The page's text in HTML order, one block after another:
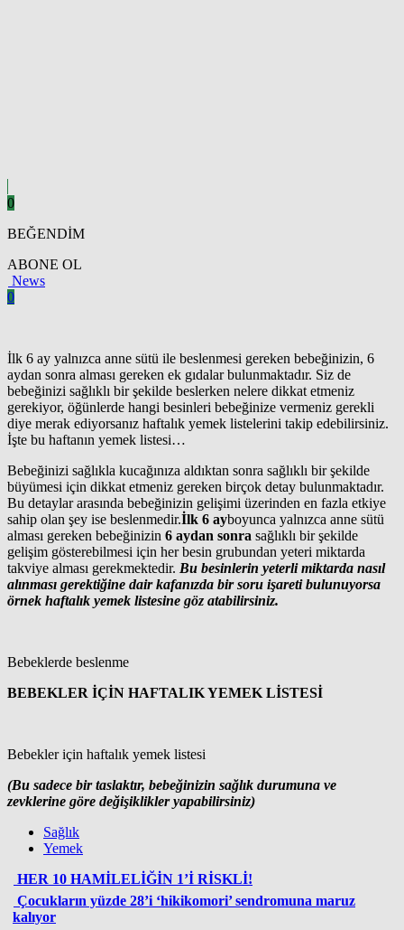
0
BEĞENDİM
ABONE OL
News
0
İlk 6 ay yalnızca anne sütü ile beslenmesi gereken bebeğinizin, 6
aydan sonra alması gereken ek gıdalar bulunmaktadır. Siz de
bebeğinizi sağlıklı bir şekilde beslerken nelere dikkat etmeniz
gerekiyor, öğünlerde hangi besinleri bebeğinize vermeniz gerekli
diye merak ediyorsanız haftalık yemek listelerini takip edebilirsiniz.
İşte bu haftanın yemek listesi…
Bebeğinizi sağlıkla kucağınıza aldıktan sonra sağlıklı bir şekilde
büyümesi için dikkat etmeniz gereken birçok detay bulunmaktadır.
Bu detaylar arasında bebeğinizin gelişimi üzerinden en fazla etkiye
sahip olan şey ise beslenmedir.İlk 6 ayboyunca yalnızca anne sütü
alması gereken bebeğinizin 6 aydan sonra sağlıklı bir şekilde
gelişim gösterebilmesi için her besin grubundan yeteri miktarda
takviye alması gerekmektedir. Bu besinlerin yeterli miktarda nasıl
alınması gerektiğine dair kafanızda bir soru işareti bulunuyorsa
örnek haftalık yemek listesine göz atabilirsiniz.
Bebeklerde beslenme
BEBEKLER İÇİN HAFTALIK YEMEK LİSTESİ
Bebekler için haftalık yemek listesi
(Bu sadece bir taslaktır, bebeğinizin sağlık durumuna ve
zevklerine göre değişiklikler yapabilirsiniz)
Sağlık
Yemek
HER 10 HAMİLELİĞİN 1’İ RİSKLİ!
Çocukların yüzde 28’i ‘hikikomori’ sendromuna maruz
kalıyor